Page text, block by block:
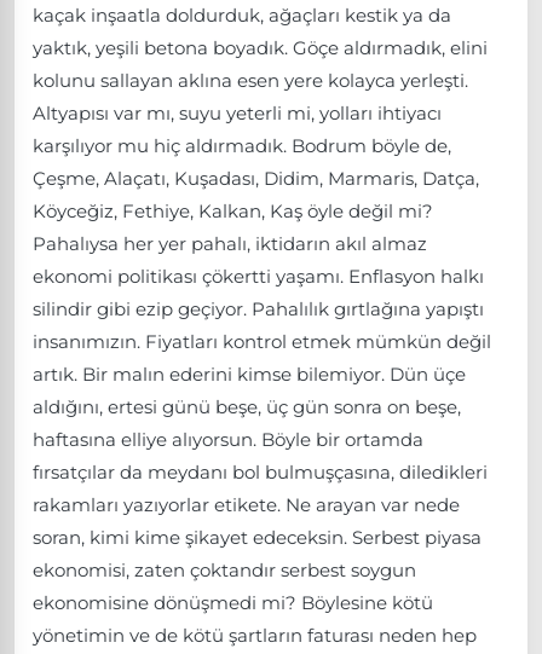
kaçak inşaatla doldurduk, ağaçları kestik ya da
yaktık, yeşili betona boyadık. Göçe aldırmadık, elini
kolunu sallayan aklına esen yere kolayca yerleşti.
Altyapısı var mı, suyu yeterli mi, yolları ihtiyacı
karşılıyor mu hiç aldırmadık. Bodrum böyle de,
Çeşme, Alaçatı, Kuşadası, Didim, Marmaris, Datça,
Köyceğiz, Fethiye, Kalkan, Kaş öyle değil mi?
Pahalıysa her yer pahalı, iktidarın akıl almaz
ekonomi politikası çökertti yaşamı. Enflasyon halkı
silindir gibi ezip geçiyor. Pahalılık gırtlağına yapıştı
insanımızın. Fiyatları kontrol etmek mümkün değil
artık. Bir malın ederini kimse bilemiyor. Dün üçe
aldığını, ertesi günü beşe, üç gün sonra on beşe,
haftasına elliye alıyorsun. Böyle bir ortamda
fırsatçılar da meydanı bol bulmuşçasına, diledikleri
rakamları yazıyorlar etikete. Ne arayan var nede
soran, kimi kime şikayet edeceksin. Serbest piyasa
ekonomisi, zaten çoktandır serbest soygun
ekonomisine dönüşmedi mi? Böylesine kötü
yönetimin ve de kötü şartların faturası neden hep